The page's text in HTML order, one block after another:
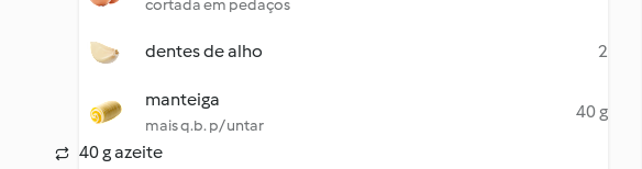
cortada em pedaços
dentes de alho 2
manteiga
mais q.b. p/ untar
40 g
40 g azeite